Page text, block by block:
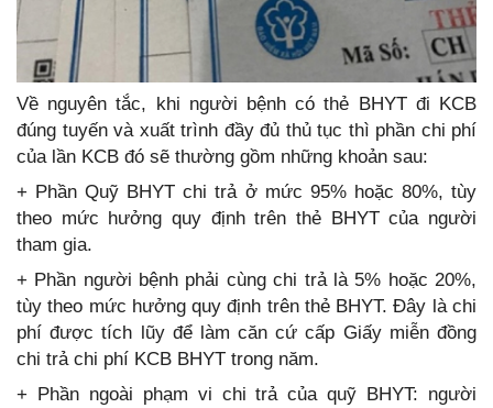
Về nguyên tắc, khi người bệnh có thẻ BHYT đi KCB
đúng tuyến và xuất trình đầy đủ thủ tục thì phần chi phí
của lần KCB đó sẽ thường gồm những khoản sau:
+ Phần Quỹ BHYT chi trả ở mức 95% hoặc 80%, tùy
theo mức hưởng quy định trên thẻ BHYT của người
tham gia.
+ Phần người bệnh phải cùng chi trả là 5% hoặc 20%,
tùy theo mức hưởng quy định trên thẻ BHYT. Đây là chi
phí được tích lũy để làm căn cứ cấp Giấy miễn đồng
chi trả chi phí KCB BHYT trong năm.
+ Phần ngoài phạm vi chi trả của quỹ BHYT: người